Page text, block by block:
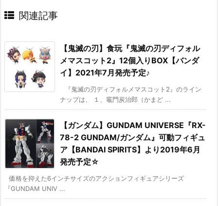
関連記事
【鬼滅の刃】食玩『鬼滅の刃ディフォル
メマスコット2』12個入りBOX【バンダ
イ】2021年7月発売予定♪
『鬼滅の刃ディフォルメマスコット2』のライン
ナップは、 １、竈門炭治郎（かまど ...
【ガンダム】GUNDAM UNIVERSE『RX-
78-2 GUNDAM/ガンダム』可動フィギュ
ア【BANDAI SPIRITS】より2019年6月
発売予定☆
価格を抑えた6インチサイズのアクションフィギュアシリーズ
『GUNDAM UNIV ...